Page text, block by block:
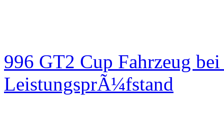
996 GT2 Cup Fahrzeug
LeistungsprÃ¼fstand